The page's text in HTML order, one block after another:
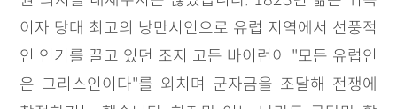
이자 당대 최고의 낭만시인으로 유럽 지역에서 선풍적
인 인기를 끌고 있던 조지 고든 바이런이 "모든 유럽인
은 그리스인이다"를 외치며 군자금을 조달해 전쟁에